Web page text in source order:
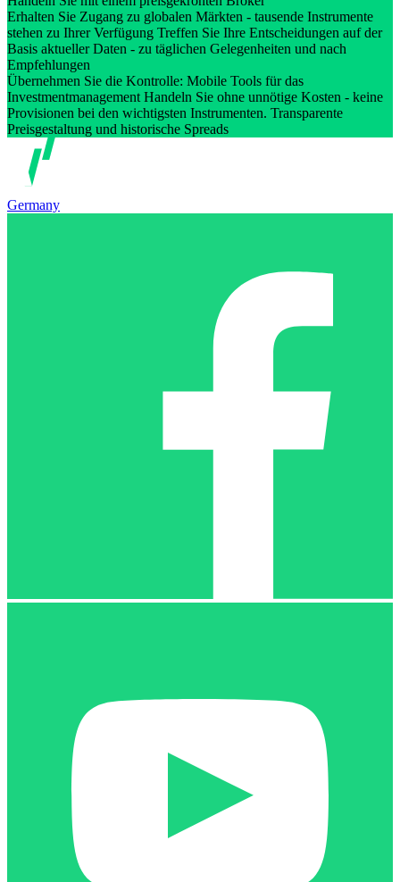
Erhalten Sie Zugang zu globalen Märkten - tausende Instrumente
stehen zu Ihrer Verfügung Treffen Sie Ihre Entscheidungen auf der
Basis aktueller Daten - zu täglichen Gelegenheiten und nach
Empfehlungen
Übernehmen Sie die Kontrolle: Mobile Tools für das
Investmentmanagement Handeln Sie ohne unnötige Kosten - keine
Provisionen bei den wichtigsten Instrumenten. Transparente
Preisgestaltung und historische Spreads
Germany